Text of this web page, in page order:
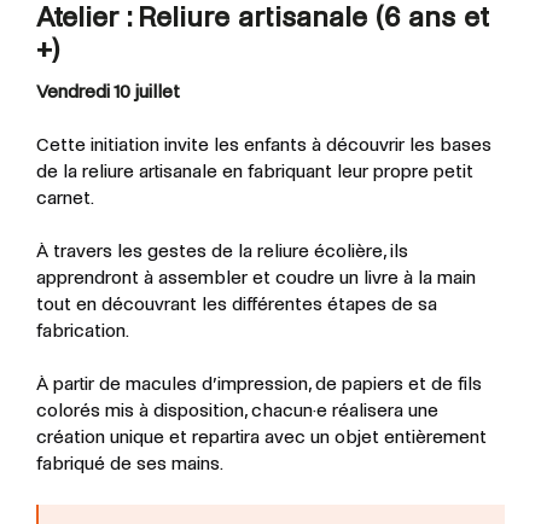
Atelier : Reliure artisanale (6 ans et
+)
Vendredi 10 juillet
Cette initiation invite les enfants à découvrir les bases
de la reliure artisanale en fabriquant leur propre petit
carnet.
À travers les gestes de la reliure écolière, ils
apprendront à assembler et coudre un livre à la main
tout en découvrant les différentes étapes de sa
fabrication.
À partir de macules d’impression, de papiers et de fils
colorés mis à disposition, chacun·e réalisera une
création unique et repartira avec un objet entièrement
fabriqué de ses mains.